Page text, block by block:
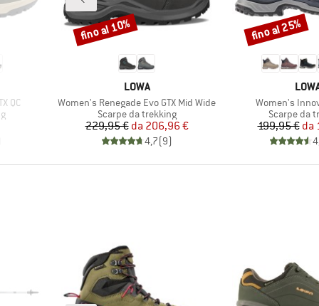
QC
MARCHIO
LOWA
Articolo
Women's Renegade Evo GTX Mid Wide
Gruppo di prodotti
Scarpe da trekking
Prezzo
229,95 € Prezzo ridotto
da 206,96 €
4,7(9)
Sconto
fino al 10%
Articolo
Women's
Gruppo di
Scarpe da
199,95 € da
Sconto
fino al 25%